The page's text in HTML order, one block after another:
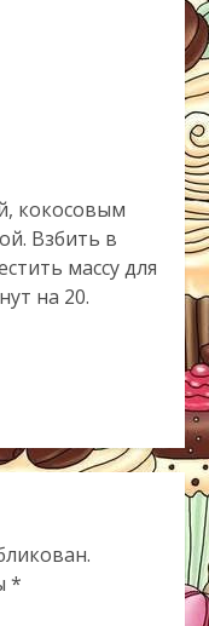
кокосовым
Взбить в
массу для
на 20.
*